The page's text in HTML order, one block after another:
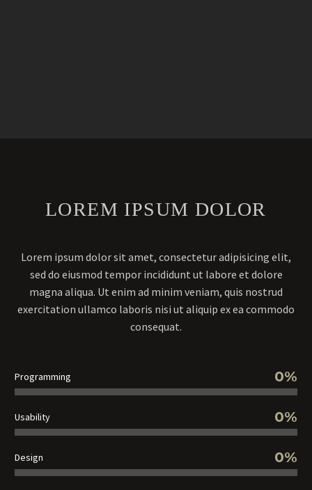
LOREM IPSUM DOLOR
Lorem ipsum dolor sit amet, consectetur adipisicing elit,
sed do eiusmod tempor incididunt ut labore et dolore
magna aliqua. Ut enim ad minim veniam, quis nostrud
exercitation ullamco laboris nisi ut aliquip ex ea commodo
consequat.
Programming 0%
Usability 0%
Design 0%